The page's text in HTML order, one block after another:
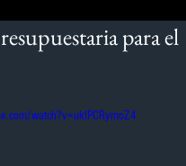
para el
watch?v=ukIPCRymoZ4